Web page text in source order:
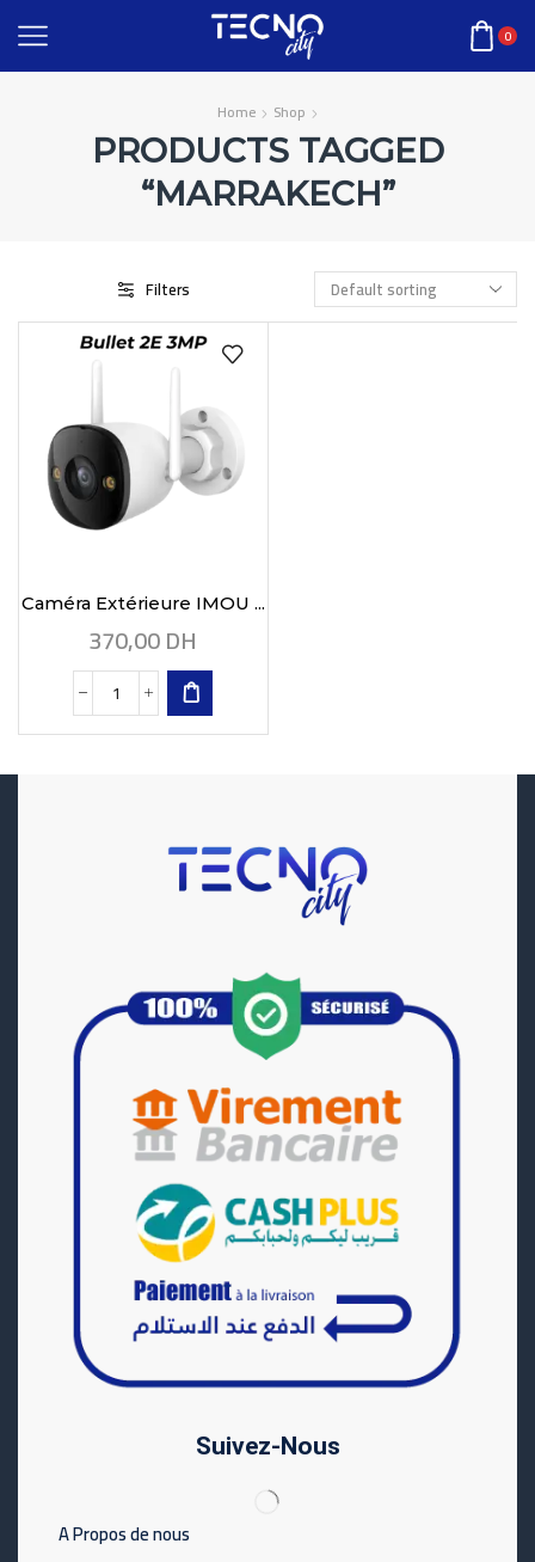
0
Home Shop
PRODUCTS TAGGED
“MARRAKECH”
Filters
Caméra Extérieure IMOU ...
370,00DH
Suivez-Nous
A Propos de nous